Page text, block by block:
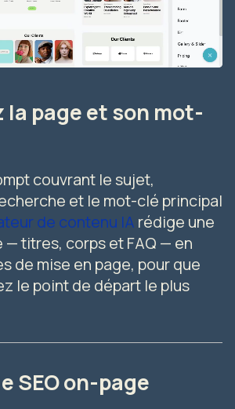
la page et son mot-
couvrant le sujet,
et le mot-clé principal
de contenu IA rédige une
— titres, corps et FAQ — en
de mise en page, pour que
le point de départ le plus
SEO on-page